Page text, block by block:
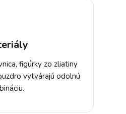
figúrky zo zliatiny
vytvárajú odolnú